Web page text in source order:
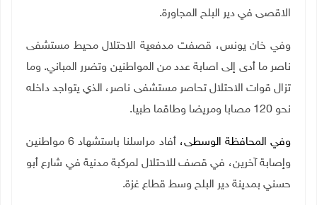
الاقصى في دير البلح المجاورة.
وفي خان يونس، قصفت مدفعية الاحتلال محيط مستشفى
ناصر ما أدى إلى اصابة عدد من المواطنين وتضرر المباني. وما
تزال قوات الاحتلال تحاصر مستشفى ناصر، الذي يتواجد داخله
نحو 120 مصابا ومريضا وطاقما طبيا.
وفي المحافظة الوسطى،
أفاد مراسلنا باستشهاد 6 مواطنين
وإصابة آخرين، في قصف للاحتلال لمركبة مدنية في شارع أبو
حسني بمدينة دير البلح وسط قطاع غزة.